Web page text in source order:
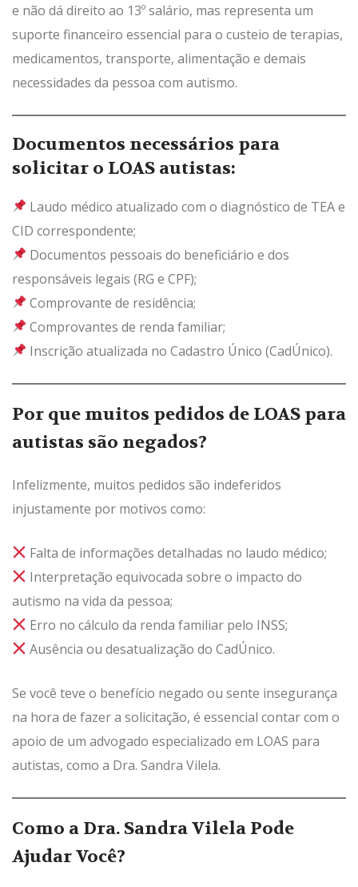
e não dá direito ao 13º salário, mas representa um
suporte financeiro essencial para o custeio de terapias,
medicamentos, transporte, alimentação e demais
necessidades da pessoa com autismo.
Documentos necessários para
solicitar o LOAS autistas:
Laudo médico atualizado com o diagnóstico de TEA e
CID correspondente;
Documentos pessoais do beneficiário e dos
responsáveis legais (RG e CPF);
Comprovante de residência;
Comprovantes de renda familiar;
Inscrição atualizada no Cadastro Único (CadÚnico).
Por que muitos pedidos de LOAS para
autistas são negados?
Infelizmente, muitos pedidos são indeferidos
injustamente por motivos como:
Falta de informações detalhadas no laudo médico;
Interpretação equivocada sobre o impacto do
autismo na vida da pessoa;
Erro no cálculo da renda familiar pelo INSS;
Ausência ou desatualização do CadÚnico.
Se você teve o benefício negado ou sente insegurança
na hora de fazer a solicitação, é essencial contar com o
apoio de um advogado especializado em LOAS para
autistas, como a Dra. Sandra Vilela.
Como a Dra. Sandra Vilela Pode
Ajudar Você?